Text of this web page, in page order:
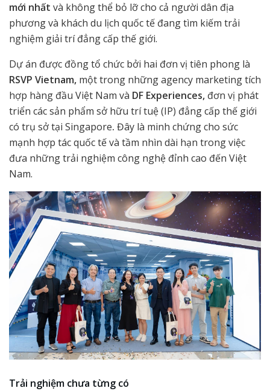
mới nhất và không thể bỏ lỡ cho cả người dân địa
phương và khách du lịch quốc tế đang tìm kiếm trải
nghiệm giải trí đẳng cấp thế giới.
Dự án được đồng tổ chức bởi hai đơn vị tiên phong là
RSVP Vietnam, một trong những agency marketing tích
hợp hàng đầu Việt Nam và DF Experiences, đơn vị phát
triển các sản phẩm sở hữu trí tuệ (IP) đẳng cấp thế giới
có trụ sở tại Singapore. Đây là minh chứng cho sức
mạnh hợp tác quốc tế và tầm nhìn dài hạn trong việc
đưa những trải nghiệm công nghệ đỉnh cao đến Việt
Nam.
Trải nghiệm chưa từng có